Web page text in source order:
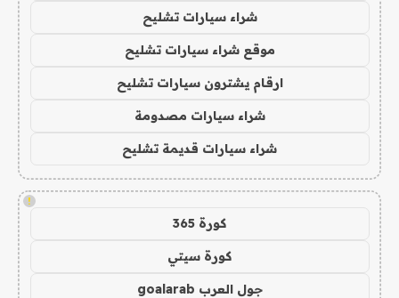
شراء سيارات تشليح
موقع شراء سيارات تشليح
ارقام يشترون سيارات تشليح
شراء سيارات مصدومة
شراء سيارات قديمة تشليح
!
كورة 365
كورة سيتي
جول العرب goalarab